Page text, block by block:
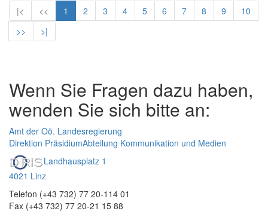
|< << 1 2 3 4 5 6 7 8 9
10
>>
>|
Wenn Sie Fragen dazu haben,
wenden Sie sich bitte an:
Amt der Oö. Landesregierung
Direktion PräsidiumAbteilung Kommunikation und Medien
Landhausplatz 1
4021 Linz
Telefon (+43 732) 77 20-114 01
Fax (+43 732) 77 20-21 15 88